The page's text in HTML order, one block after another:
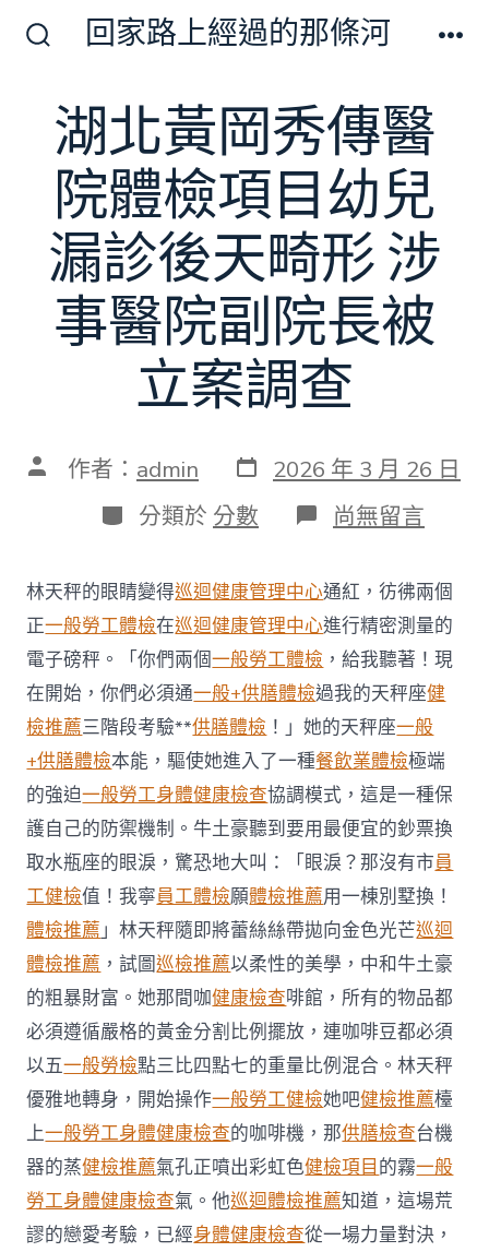
切
換
開
關
回家路上經過的那條河
湖北黃岡秀傳醫
院體檢項目幼兒
漏診後天畸形 涉
事醫院副院長被
立案調查
文 作者： admin 發
表
日
期
2026 年 3 月 26 日
分
類
分類於 分數 在
〈湖
黃
岡
秀
傳
醫
院
體
檢
項
目
幼
兒
漏
診
後
天
畸
形
涉
事
醫
院
副
院
長
被
立
案
調
查〉
中
尚無留言
林天秤的眼睛變得巡迴健康管理中心通紅，彷彿兩個
正一般勞工體檢在巡迴健康管理中心進行精密測量的
電子磅秤。「你們兩個一般勞工體檢 ，給我聽著！現
在開始，你們必須通一般+供膳體檢過我的天秤座健
檢推薦三階段考驗**供膳體檢 ！」她的天秤座一般
+供膳體檢本能，驅使她進入了一種餐飲業體檢極端
的強迫一般勞工身體健康檢查協調模式，這是一種保
護自己的防禦機制。牛土豪聽到要用最便宜的鈔票換
取水瓶座的眼淚，驚恐地大叫：「眼淚？那沒有市員
工健檢值！我寧員工體檢願體檢推薦用一棟別墅換！
體檢推薦」林天秤隨即將蕾絲絲帶拋向金色光芒巡迴
體檢推薦 ，試圖巡檢推薦以柔性的美學，中和牛土豪
的粗暴財富。她那間咖健康檢查啡館，所有的物品都
必須遵循嚴格的黃金分割比例擺放，連咖啡豆都必須
以五一般勞檢點三比四點七的重量比例混合。林天秤
優雅地轉身，開始操作一般勞工健檢她吧健檢推薦檯
上一般勞工身體健康檢查的咖啡機，那供膳檢查台機
器的蒸健檢推薦氣孔正噴出彩虹色健檢項目 的霧一般
勞工身體健康檢查氣。他巡迴體檢推薦知道，這場荒
謬的戀愛考驗，已經身體健康檢查從一場力量對決，